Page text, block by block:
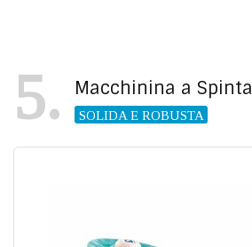
5 Macchinina a Spinta
SOLIDA E ROBUSTA